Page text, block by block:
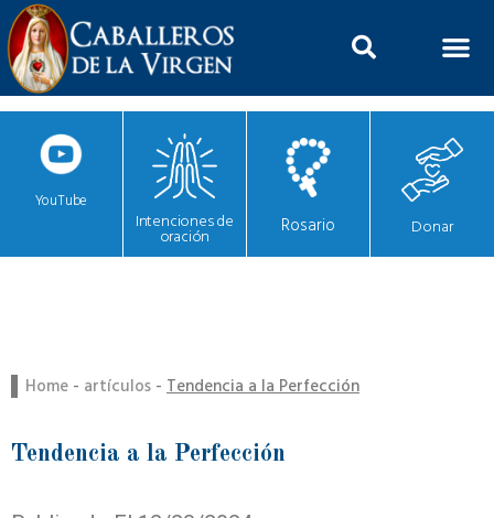
YouTube
Intenciones de
oración Rosario Donar
Home - artículos - Tendencia a la Perfección
Tendencia a la Perfección